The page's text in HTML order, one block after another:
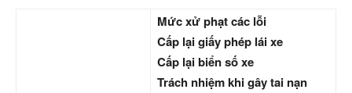
Mức xử phạt các lỗi
Cấp lại giấy phép lái xe
Cấp lại biển số xe
Trách nhiệm khi gây tai nạn